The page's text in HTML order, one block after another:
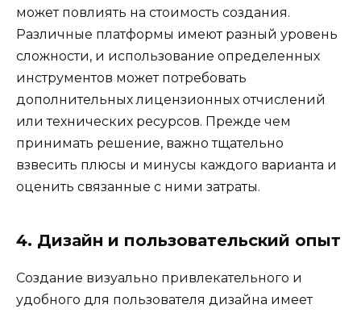
может повлиять на стоимость создания.
Различные платформы имеют разный уровень
сложности, и использование определенных
инструментов может потребовать
дополнительных лицензионных отчислений
или технических ресурсов. Прежде чем
принимать решение, важно тщательно
взвесить плюсы и минусы каждого варианта и
оценить связанные с ними затраты.
4. Дизайн и пользовательский опыт
Создание визуально привлекательного и
удобного для пользователя дизайна имеет